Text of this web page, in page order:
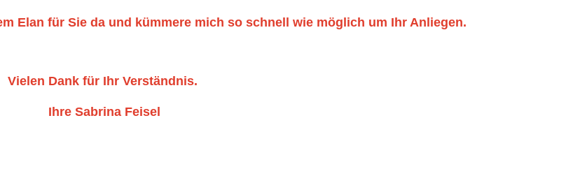
Elan für Sie da und kümmere mich so schnell wie möglich um Ihr Anliegen.
Vielen Dank für Ihr Verständnis.
Ihre Sabrina Feisel